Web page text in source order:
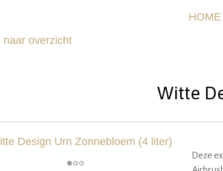
HOME
naar overzicht
Witte
Deze